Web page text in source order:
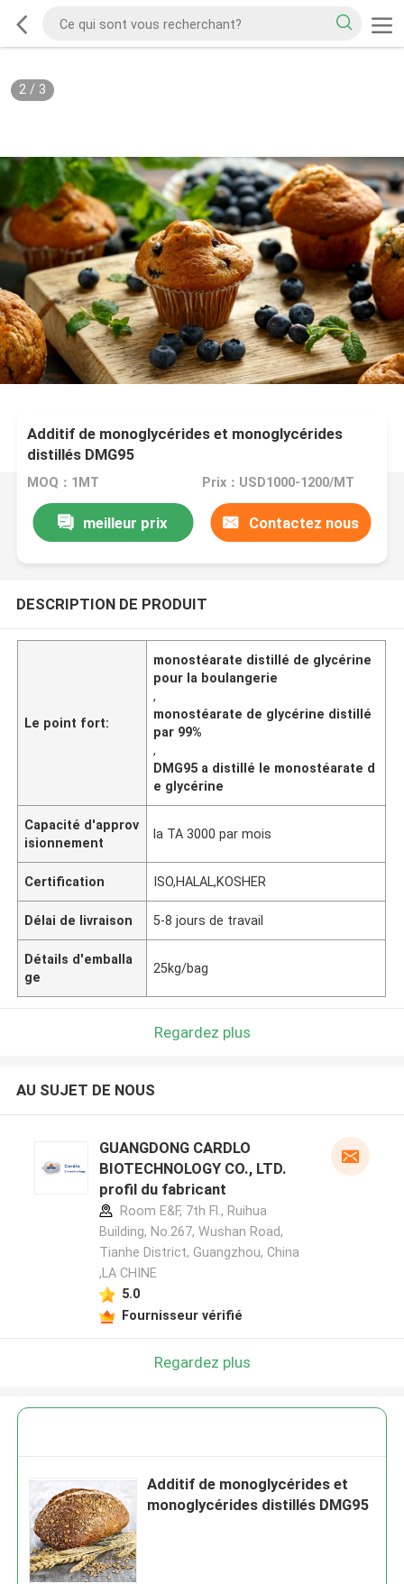
2/ 3
Additif de monoglycérides et monoglycérides
distillés DMG95
MOQ：1MT Prix：USD1000-1200/MT
meilleur prix Contactez nous
DESCRIPTION DE PRODUIT
Le point fort:
monostéarate distillé de glycérine
pour la boulangerie
,
monostéarate de glycérine distillé
par 99%
,
DMG95 a distillé le monostéarate d
e glycérine
Capacité d'approv
isionnement
la TA 3000 par mois
Certification ISO,HALAL,KOSHER
Délai de livraison 5-8 jours de travail
Détails d'emballa
ge
25kg/bag
Regardez plus
AU SUJET DE NOUS
GUANGDONG CARDLO
BIOTECHNOLOGY CO., LTD.
profil du fabricant
Room E&F, 7th Fl., Ruihua
Building, No.267, Wushan Road,
Tianhe District, Guangzhou, China
,LA CHINE
5.0
Fournisseur vérifié
Regardez plus
Additif de monoglycérides et
monoglycérides distillés DMG95